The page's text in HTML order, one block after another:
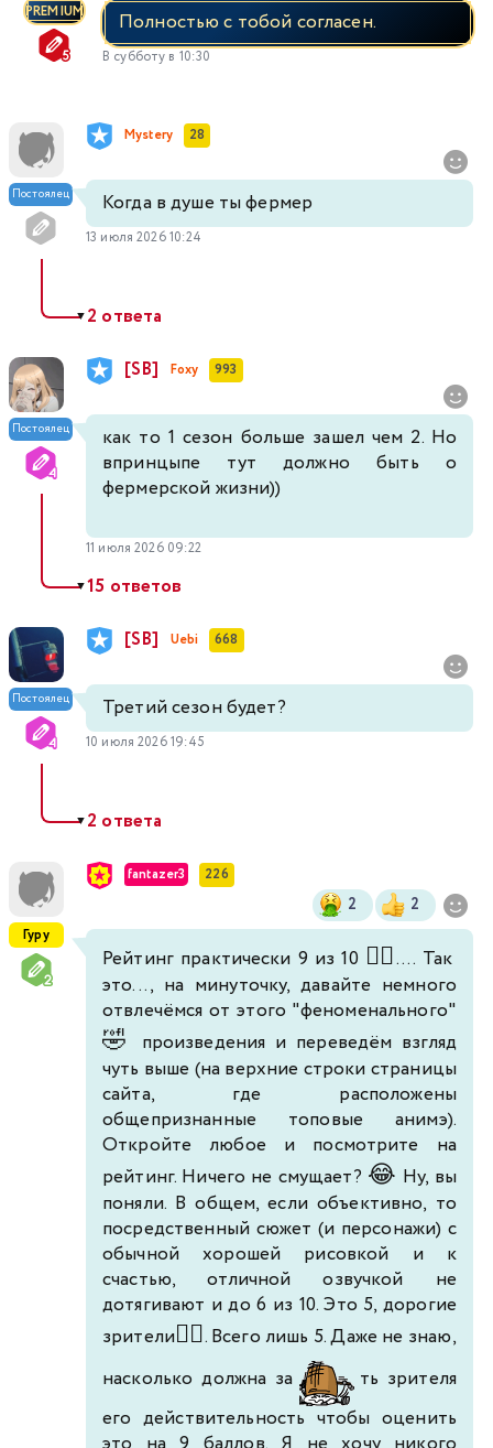
PREMIUM Полностью с тобой согласен.
В субботу в 10:30
Постоялец
Mystery 28
Когда в душе ты фермер
13 июля 2026 10:24
▼2 ответа
Постоялец
[SB] Foxy 993
как то 1 сезон больше зашел чем 2. Но
впринцыпе тут должно быть о
фермерской жизни))
11 июля 2026 09:22
▼15 ответов
Постоялец
[SB] Uebi 668
Третий сезон будет?
10 июля 2026 19:45
▼2 ответа
Гуру
fantazer3 226
2 2
Рейтинг практически 9 из 10 🤦‍♂️.... Так
это..., на минуточку, давайте немного
отвлечёмся от этого "феноменального"
🤣
произведения и переведём взгляд
чуть выше (на верхние строки страницы
сайта, где расположены
общепризнанные топовые анимэ).
Откройте любое и посмотрите на
рейтинг. Ничего не смущает? 😂 Ну, вы
поняли. В общем, если объективно, то
посредственный сюжет (и персонажи) с
обычной хорошей рисовкой и к
счастью, отличной озвучкой не
дотягивают и до 6 из 10. Это 5, дорогие
зрители🤷‍♂️. Всего лишь 5. Даже не знаю,
насколько должна за
ть зрителя
его действительность чтобы оценить